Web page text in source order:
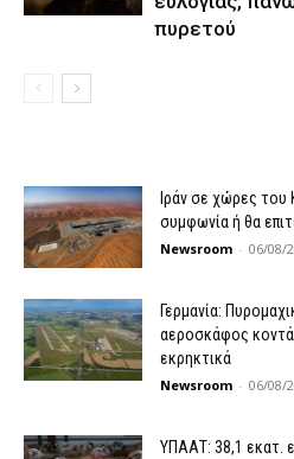
πυρετού
Ιράν σε χώρες του
συμφωνία ή θα
Newsroom - 06/08/
Γερμανία:
αεροσκάφος
εκρηκτικά
Newsroom - 06/08/
ΥΠΑΑΤ: 38,1 εκατ.